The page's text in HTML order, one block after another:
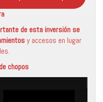
de esta inversión se
y accesos en lugar
chopos